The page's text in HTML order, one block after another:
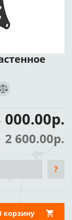
000.00р.
2 600.00р.
?
корзину